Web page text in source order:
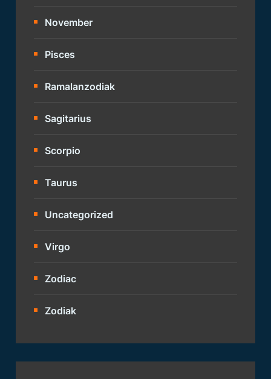
November
Pisces
Ramalanzodiak
Sagitarius
Scorpio
Taurus
Uncategorized
Virgo
Zodiac
Zodiak